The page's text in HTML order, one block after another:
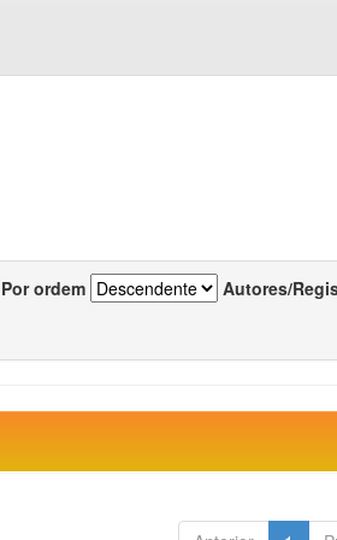
Por ordem Autores/